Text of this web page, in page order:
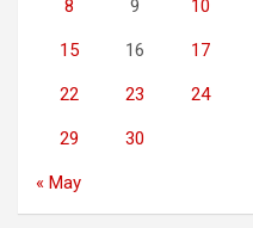
8 9 10
15 16 17
22 23 24
29 30
« May